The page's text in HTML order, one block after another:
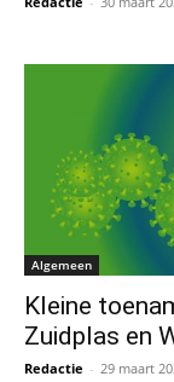
Algemeen
Kleine
Zuidplas en
Redactie - 29 maart